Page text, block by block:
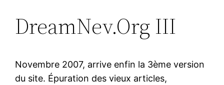
DreamNev.Org III
Novembre 2007, arrive enfin la 3ème version
du site. Épuration des vieux articles,